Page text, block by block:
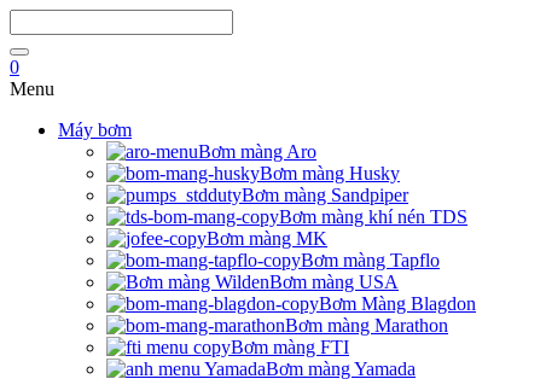
0
Menu
Máy bơm
Bơm màng Aro
Bơm màng Husky
Bơm màng Sandpiper
Bơm màng khí nén TDS
Bơm màng MK
Bơm màng Tapflo
Bơm màng USA
Bơm Màng Blagdon
Bơm màng Marathon
Bơm màng FTI
Bơm màng Yamada